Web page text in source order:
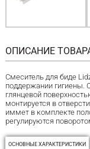
ОПИСАНИЕ
Смеситель для биде
поддержании гигиены.
глянцевой
монтируется в
иммет в комплекте
регулируются
ОСНОВНЫЕ ХАРАКТЕРИСТИКИ